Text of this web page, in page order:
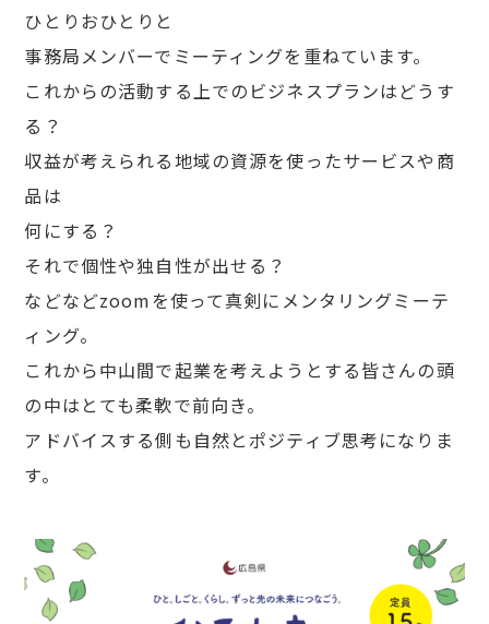
ひとりおひとりと
事務局メンバーでミーティングを重ねています。
これからの活動する上でのビジネスプランはどうす
る？
収益が考えられる地域の資源を使ったサービスや商
品は
何にする？
それで個性や独自性が出せる？
などなどzoomを使って真剣にメンタリングミーテ
ィング。
これから中山間で起業を考えようとする皆さんの頭
の中はとても柔軟で前向き。
アドバイスする側も自然とポジティブ思考になりま
す。